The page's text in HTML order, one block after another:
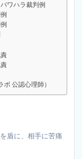
ワハラ裁判例
公認心理師）
盾に、相手に苦痛